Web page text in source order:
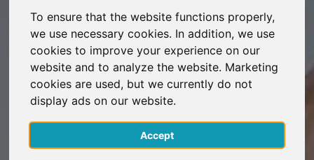
To ensure that the website functions properly,
we use necessary cookies. In addition, we use
cookies to improve your experience on our
website and to analyze the website. Marketing
cookies are used, but we currently do not
display ads on our website.
Accept
FAQ
Registrati gratis
Accedi
English